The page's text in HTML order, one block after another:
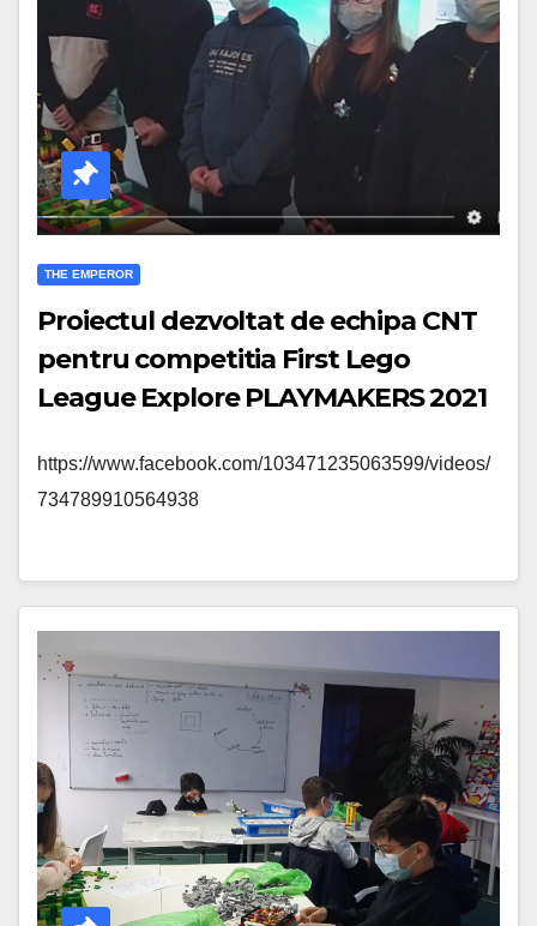
THE EMPEROR
Proiectul dezvoltat de echipa CNT
pentru competitia First Lego
League Explore PLAYMAKERS 2021
https://www.facebook.com/103471235063599/videos/
734789910564938